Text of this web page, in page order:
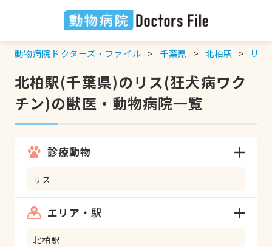
動物病院ドクターズ・ファイル 千葉県 北柏駅 リス
北柏駅(千葉県)のリス(狂犬病ワク
チン)の獣医・動物病院一覧
診療動物
リス
エリア・駅
北柏駅